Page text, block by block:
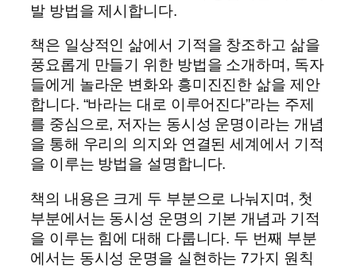
발 방법을 제시합니다.
책은 일상적인 삶에서 기적을 창조하고 삶을
풍요롭게 만들기 위한 방법을 소개하며, 독자
들에게 놀라운 변화와 흥미진진한 삶을 제안
합니다. “바라는 대로 이루어진다”라는 주제
를 중심으로, 저자는 동시성 운명이라는 개념
을 통해 우리의 의지와 연결된 세계에서 기적
을 이루는 방법을 설명합니다.
책의 내용은 크게 두 부분으로 나눠지며, 첫
부분에서는 동시성 운명의 기본 개념과 기적
을 이루는 힘에 대해 다룹니다. 두 번째 부분
에서는 동시성 운명을 실현하는 7가지 원칙